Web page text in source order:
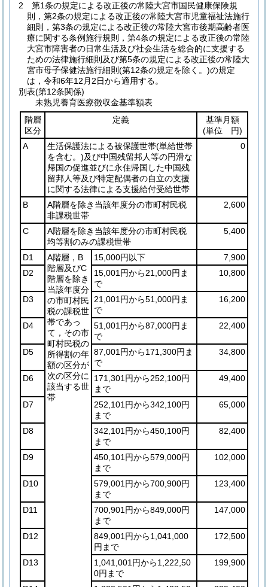
2
第1条の規定による改正後の常陸大宮市国民健康保険規
則，第2条の規定による改正後の常陸大宮市児童福祉法施行
細則，第3条の規定による改正後の常陸大宮市後期高齢者医
療に関する条例施行規則，第4条の規定による改正後の常陸
大宮市障害者の日常生活及び社会生活を総合的に支援する
ための法律施行細則及び第5条の規定による改正後の常陸大
宮市母子保健法施行細則 (第12条の規定を除く。)の規定
は，令和6年12月2日から適用する。
別表(第12条関係)
未熟児養育医療徴収金基準額表
階層
区分
定義
基準月額
(単位 円)
A
生活保護法による被保護世帯(単給世帯
を含む。)及び中国残留邦人等の円滑な
帰国の促進並びに永住帰国した中国残
留邦人等及び特定配偶者の自立の支援
に関する法律による支援給付受給世帯
0
B
A階層を除き当該年度分の市町村民税
非課税世帯
2,600
C
A階層を除き当該年度分の市町村民税
均等割のみの課税世帯
5,400
D1
A階層，B
階層及びC
階層を除き
当該年度分
の市町村民
税の課税世
帯であっ
て，その市
町村民税の
所得割の年
額の区分が
次の区分に
該当する世
帯
15,000円以下
7,900
D2
15,001円から21,000円ま
で
10,800
D3
21,001円から51,000円ま
で
16,200
D4
51,001円から87,000円ま
で
22,400
D5
87,001円から171,300円ま
で
34,800
D6
171,301円から252,100円
まで
49,400
D7
252,101円から342,100円
まで
65,000
D8
342,101円から450,100円
まで
82,400
D9
450,101円から579,000円
まで
102,000
D10
579,001円から700,900円
まで
123,400
D11
700,901円から849,000円
まで
147,000
D12
849,001円から1,041,000
円まで
172,500
D13
1,041,001円から1,222,50
0円まで
199,900